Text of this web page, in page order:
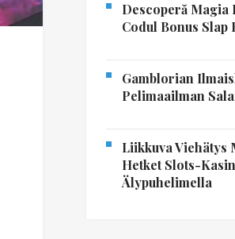
Descoperă Magia
Codul Bonus Slap
Gamblorian
Pelimaailman
Liikkuva Viehätys
Hetket Slots-
Älypuhelimella